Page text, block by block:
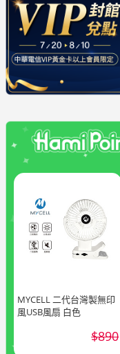
MYCELL 二代台灣製無印
風USB風扇 白色
$890